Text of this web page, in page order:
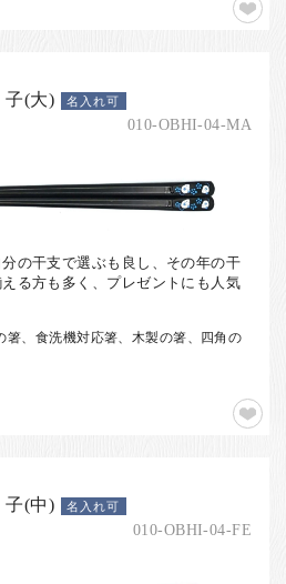
(大) 名入れ可
010-OBHI-04-MA
の干支で選ぶも良し、その年の干
る方も多く、プレゼントにも人気
箸、食洗機対応箸、木製の箸、四角の
(中) 名入れ可
010-OBHI-04-FE